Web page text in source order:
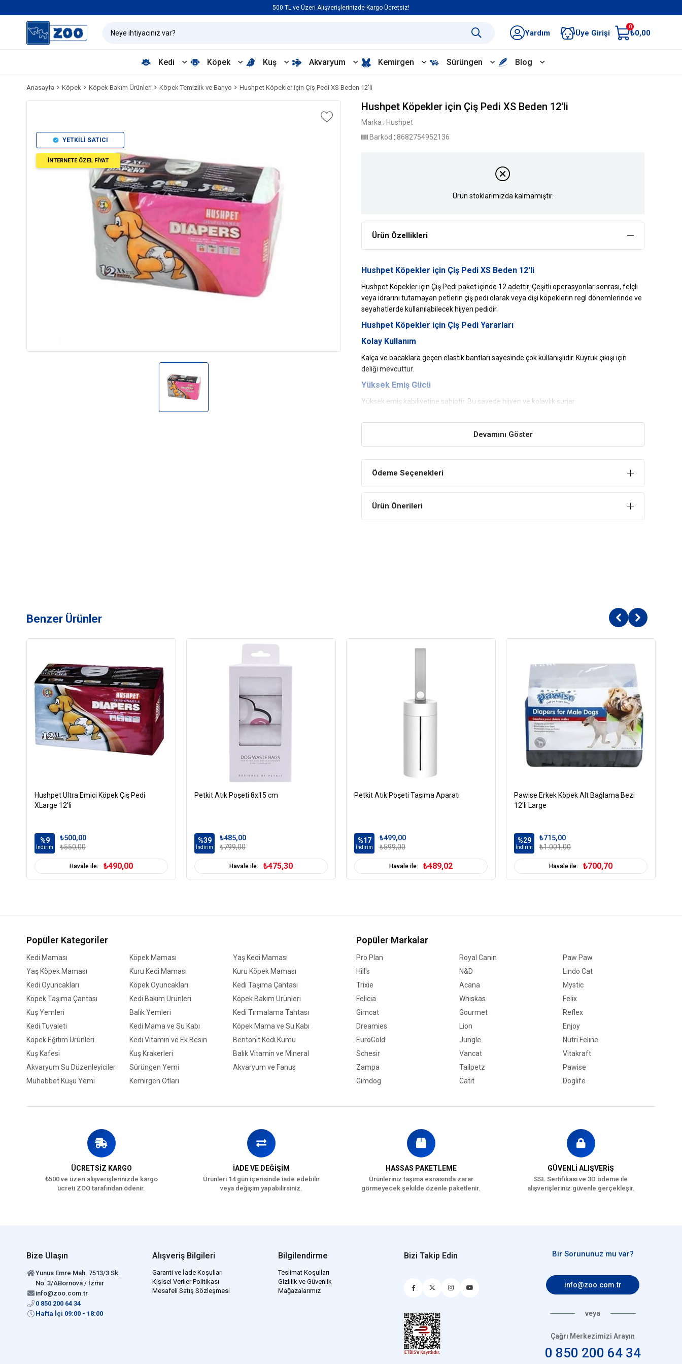
500 TL ve Üzeri Alışverişlerinizde Kargo Ücretsiz!
Yardım Üye Girişi
0
₺0,00
Kedi Köpek Kuş Akvaryum Kemirgen Sürüngen Blog
Anasayfa Köpek Köpek Bakım Ürünleri Köpek Temizlik ve Banyo Hushpet Köpekler için Çiş Pedi XS Beden 12'li
YETKİLİ SATICI
İNTERNETE ÖZEL FİYAT
Hushpet Köpekler için Çiş Pedi XS Beden 12'li
Marka : Hushpet
Barkod : 8682754952136
Ürün stoklarımızda kalmamıştır.
Ürün Özellikleri
Hushpet Köpekler için Çiş Pedi XS Beden 12'li
Hushpet Köpekler için Çiş Pedi paket içinde 12 adettir. Çeşitli operasyonlar sonrası, felçli
veya idrarını tutamayan petlerin çiş pedi olarak veya dişi köpeklerin regl dönemlerinde ve
seyahatlerde kullanılabilecek hijyen pedidir.
Hushpet Köpekler için Çiş Pedi Yararları
Kolay Kullanım
Kalça ve bacaklara geçen elastik bantları sayesinde çok kullanışlıdır. Kuyruk çıkışı için
deliği mevcuttur.
Yüksek Emiş Gücü
Yüksek emiş kabiliyetine sahiptir. Bu sayede hijyen ve kolaylık sunar.
İki taraftaki kaymaz bölümleriyle çok kullanışlıdır ve kullan at şeklindedir.
Yavrular ve Küçük Irklar İçin Uygun
genişliği: 25-33 cm.
Devamını Göster
Ödeme Seçenekleri
Ürün Önerileri
Benzer Ürünler
Hushpet Ultra Emici Köpek Çiş Pedi
XLarge 12'li
%9
İndirim
₺500,00
₺550,00
Havale ile: ₺490,00
Petkit Atık Poşeti 8x15 cm
%39
İndirim
₺485,00
₺799,00
Havale ile: ₺475,30
Petkit Atık Poşeti Taşıma Aparatı
%17
İndirim
₺499,00
₺599,00
Havale ile: ₺489,02
Pawise Erkek Köpek Alt Bağlama Bezi
12'li Large
%29
İndirim
₺715,00
₺1.001,00
Havale ile: ₺700,70
Popüler Kategoriler
Kedi Maması Köpek Maması
Yaş Kedi Maması
Yaş Köpek Maması
Kuru Kedi Maması
Kuru Köpek Maması
Kedi Oyuncakları
Köpek Oyuncakları
Kedi Taşıma Çantası
Köpek Taşıma Çantası
Kedi Bakım Ürünleri
Köpek Bakım Ürünleri
Kuş Yemleri
Balık Yemleri
Kedi Tırmalama Tahtası
Kedi Tuvaleti
Kedi Mama ve Su Kabı
Köpek Mama ve Su Kabı
Köpek Eğitim Ürünleri
Kedi Vitamin ve Ek Besin
Bentonit Kedi Kumu
Kuş Kafesi
Kuş Krakerleri
Balık Vitamin ve Mineral
Akvaryum Su Düzenleyiciler
Sürüngen Yemi
Akvaryum ve Fanus
Muhabbet Kuşu Yemi
Kemirgen Otları
Popüler Markalar
Pro Plan Royal Canin
Paw Paw
Hill's
N&D
Lindo Cat
Trixie
Acana
Mystic
Felicia
Whiskas
Felix
Gimcat
Gourmet
Reflex
Dreamies
Lion
Enjoy
EuroGold
Jungle
Nutri Feline
Schesir
Vancat
Vitakraft
Zampa
Tailpetz
Pawise
Gimdog
Catit Doglife
ÜCRETSİZ KARGO
₺500 ve üzeri alışverişlerinizde kargo
ücreti ZOO tarafından ödenir.
İADE VE DEĞİŞİM
Ürünleri 14 gün içerisinde iade edebilir
veya değişim yapabilirsiniz.
HASSAS PAKETLEME
Ürünleriniz taşıma esnasında zarar
görmeyecek şekilde özenle paketlenir.
GÜVENLİ ALIŞVERİŞ
SSL Sertifikası ve 3D ödeme ile
alışverişleriniz güvenle gerçekleşir.
Bize Ulaşın
Yunus Emre Mah. 7513/3 Sk.
No: 3/ABornova / İzmir
info@zoo.com.tr
0 850 200 64 34
Hafta İçi 09:00 - 18:00
Alışveriş Bilgileri
Garanti ve İade Koşulları
Kişisel Veriler Politikası
Mesafeli Satış Sözleşmesi
Bilgilendirme
Teslimat Koşulları
Gizlilik ve Güvenlik
Mağazalarımız
Bizi Takip Edin Bir Sorununuz mu var?
info@zoo.com.tr
veya
Çağrı Merkezimizi Arayın
0 850 200 64 34